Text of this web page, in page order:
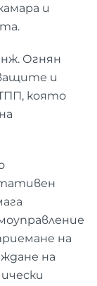
и
Огнян
и
която
на
на